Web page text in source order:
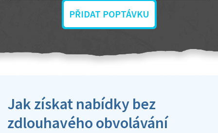
PŘIDAT POPTÁVKU
Jak získat nabídky bez
zdlouhavého obvolávání